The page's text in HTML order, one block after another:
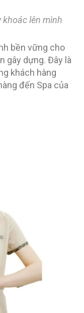
lên mình
bền vững cho
gây dựng. Đây là
khách hàng
đến Spa của